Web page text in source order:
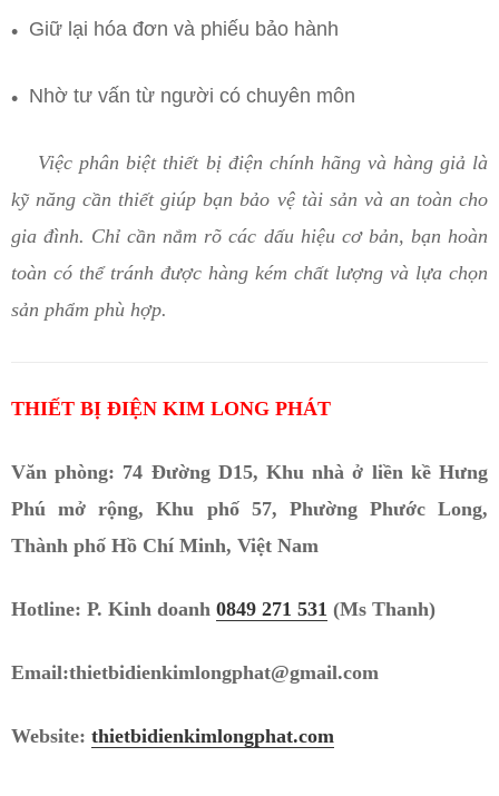
Giữ lại hóa đơn và phiếu bảo hành
Nhờ tư vấn từ người có chuyên môn
Việc phân biệt thiết bị điện chính hãng và hàng giả là
kỹ năng cần thiết giúp bạn bảo vệ tài sản và an toàn cho
gia đình. Chỉ cần nắm rõ các dấu hiệu cơ bản, bạn hoàn
toàn có thể tránh được hàng kém chất lượng và lựa chọn
sản phẩm phù hợp.
THIẾT BỊ ĐIỆN KIM LONG PHÁT
Văn phòng: 74 Đường D15, Khu nhà ở liền kề Hưng
Phú mở rộng, Khu phố 57, Phường Phước Long,
Thành phố Hồ Chí Minh, Việt Nam
Hotline: P. Kinh doanh 0849 271 531 (Ms Thanh)
Email:thietbidienkimlongphat@gmail.com
Website: thietbidienkimlongphat.com